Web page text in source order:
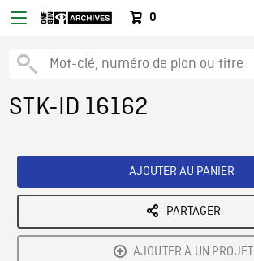
0
STK-ID 16162
AJOUTER AU PANIER
PARTAGER
AJOUTER À UN PROJET